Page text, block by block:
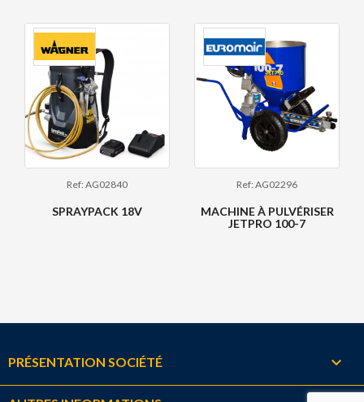
Ref: AG02840
SPRAYPACK 18V
Ref: AG02296
MACHINE À PULVÉRISER
JETPRO 100-7
PRÉSENTATION SOCIÉTÉ 